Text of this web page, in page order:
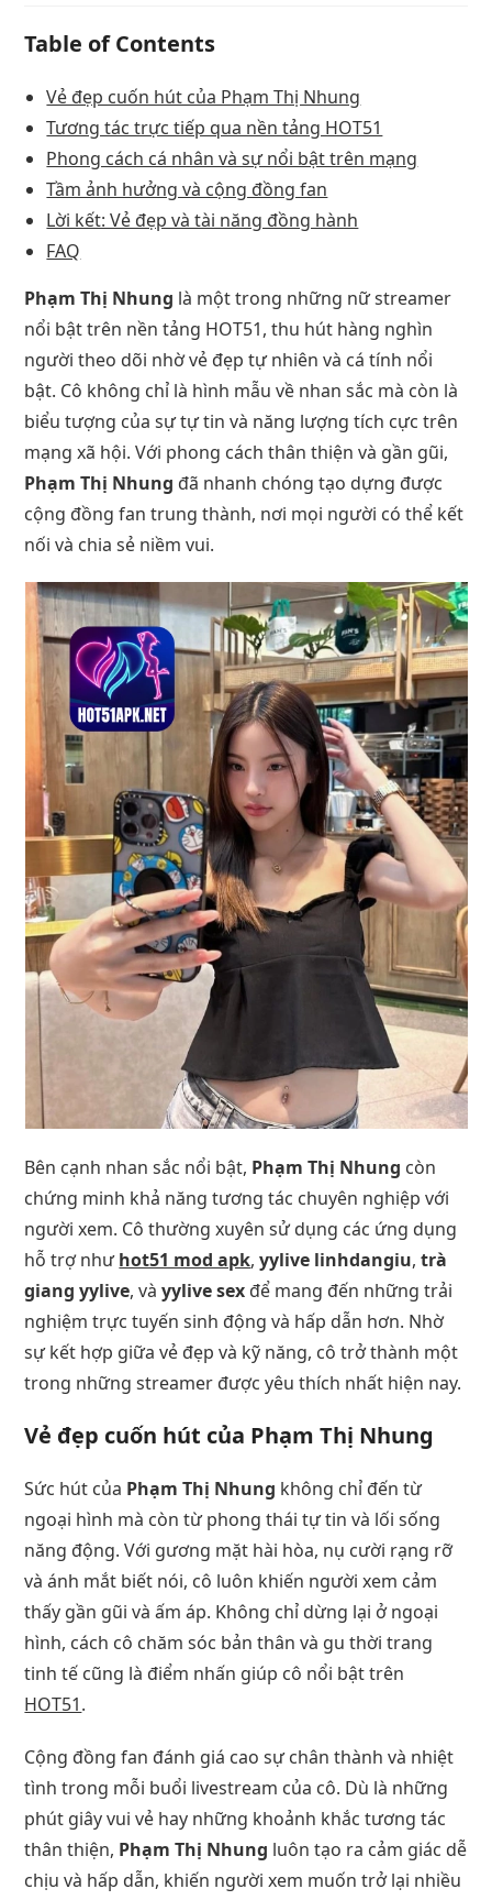
Table of Contents
Vẻ đẹp cuốn hút của Phạm Thị Nhung
Tương tác trực tiếp qua nền tảng HOT51
Phong cách cá nhân và sự nổi bật trên mạng
Tầm ảnh hưởng và cộng đồng fan
Lời kết: Vẻ đẹp và tài năng đồng hành
FAQ
Phạm Thị Nhung là một trong những nữ streamer
nổi bật trên nền tảng HOT51, thu hút hàng nghìn
người theo dõi nhờ vẻ đẹp tự nhiên và cá tính nổi
bật. Cô không chỉ là hình mẫu về nhan sắc mà còn là
biểu tượng của sự tự tin và năng lượng tích cực trên
mạng xã hội. Với phong cách thân thiện và gần gũi,
Phạm Thị Nhung đã nhanh chóng tạo dựng được
cộng đồng fan trung thành, nơi mọi người có thể kết
nối và chia sẻ niềm vui.
Bên cạnh nhan sắc nổi bật, Phạm Thị Nhung còn
chứng minh khả năng tương tác chuyên nghiệp với
người xem. Cô thường xuyên sử dụng các ứng dụng
hỗ trợ nhưhot51 mod apk,yylive linhdangiu,trà
giang yylive, vàyylive sex để mang đến những trải
nghiệm trực tuyến sinh động và hấp dẫn hơn. Nhờ
sự kết hợp giữa vẻ đẹp và kỹ năng, cô trở thành một
trong những streamer được yêu thích nhất hiện nay.
Vẻ đẹp cuốn hút của Phạm Thị Nhung
Sức hút của Phạm Thị Nhung không chỉ đến từ
ngoại hình mà còn từ phong thái tự tin và lối sống
năng động. Với gương mặt hài hòa, nụ cười rạng rỡ
và ánh mắt biết nói, cô luôn khiến người xem cảm
thấy gần gũi và ấm áp. Không chỉ dừng lại ở ngoại
hình, cách cô chăm sóc bản thân và gu thời trang
tinh tế cũng là điểm nhấn giúp cô nổi bật trên
HOT51.
Cộng đồng fan đánh giá cao sự chân thành và nhiệt
tình trong mỗi buổi livestream của cô. Dù là những
phút giây vui vẻ hay những khoảnh khắc tương tác
thân thiện, Phạm Thị Nhung luôn tạo ra cảm giác dễ
chịu và hấp dẫn, khiến người xem muốn trở lại nhiều